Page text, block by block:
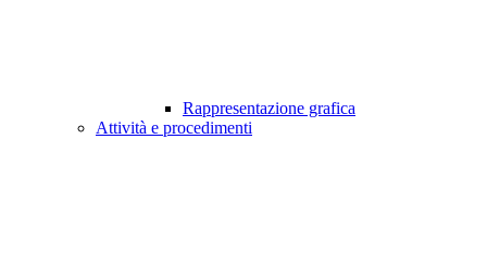
Rappresentazione grafica
Attività e procedimenti